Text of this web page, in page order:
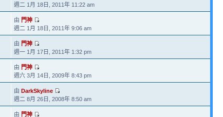
週二 1月 18日, 2011年 11:22 am
由 門神
週二 1月 18日, 2011年 9:06 am
由 門神
週一 1月 17日, 2011年 1:32 pm
由 門神
週六 3月 14日, 2009年 8:43 pm
由DarkSkyline
週二 8月 26日, 2008年 8:50 am
由 門神